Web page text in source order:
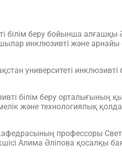
беру бойынша алғашқы
инклюзивті және арнайы
университеті
білім беру орталығының
және технологиялық
профессоры
Алимa Әліпова қосалқы